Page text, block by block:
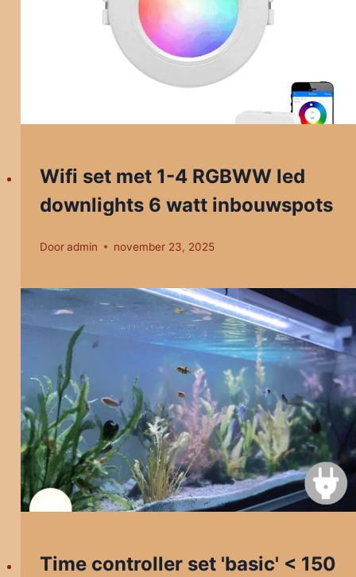
Wifi set met 1-4 RGBWW led
downlights 6 watt inbouwspots
Door admin november 23, 2025
Time controller set 'basic' < 150